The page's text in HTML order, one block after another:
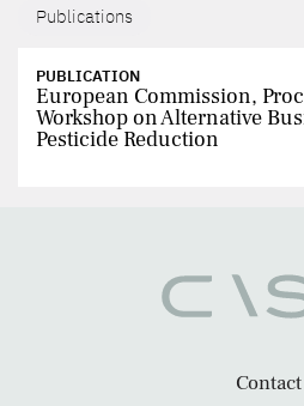
Publications
PUBLICATION
European Commission,
Workshop on Alternative
Pesticide Reduction
Contact